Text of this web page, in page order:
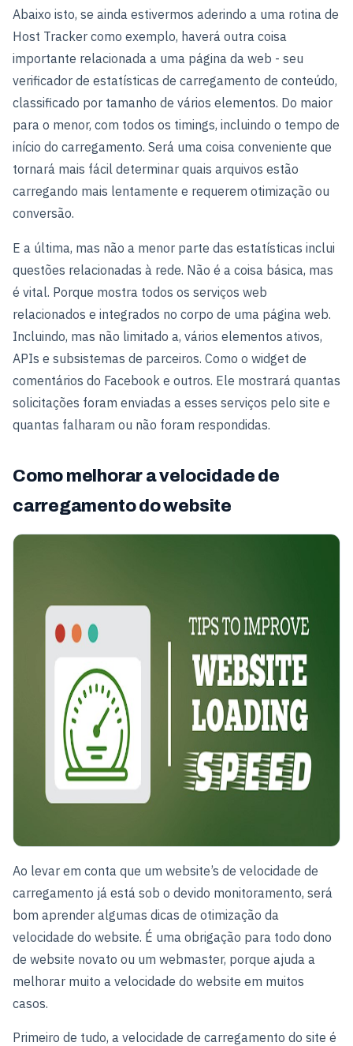
Abaixo isto, se ainda estivermos aderindo a uma rotina de
Host Tracker como exemplo, haverá outra coisa
importante relacionada a uma página da web - seu
verificador de estatísticas de carregamento de conteúdo,
classificado por tamanho de vários elementos. Do maior
para o menor, com todos os timings, incluindo o tempo de
início do carregamento. Será uma coisa conveniente que
tornará mais fácil determinar quais arquivos estão
carregando mais lentamente e requerem otimização ou
conversão.
E a última, mas não a menor parte das estatísticas inclui
questões relacionadas à rede. Não é a coisa básica, mas
é vital. Porque mostra todos os serviços web
relacionados e integrados no corpo de uma página web.
Incluindo, mas não limitado a, vários elementos ativos,
APIs e subsistemas de parceiros. Como o widget de
comentários do Facebook e outros. Ele mostrará quantas
solicitações foram enviadas a esses serviços pelo site e
quantas falharam ou não foram respondidas.
Como melhorar a velocidade de
carregamento do website
Ao levar em conta que um website’s de velocidade de
carregamento já está sob o devido monitoramento, será
bom aprender algumas dicas de otimização da
velocidade do website. É uma obrigação para todo dono
de website novato ou um webmaster, porque ajuda a
melhorar muito a velocidade do website em muitos
casos.
Primeiro de tudo, a velocidade de carregamento do site é